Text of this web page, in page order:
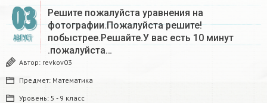
03
АВГУСТ
Решите пожалуйста уравнения на
фотографии.Пожалуйста решите!
побыстрее.Решайте.У вас есть 10 минут​
.пожалуйста…
Автор: revkov03
Предмет: Математика
Уровень: 5 - 9 класс